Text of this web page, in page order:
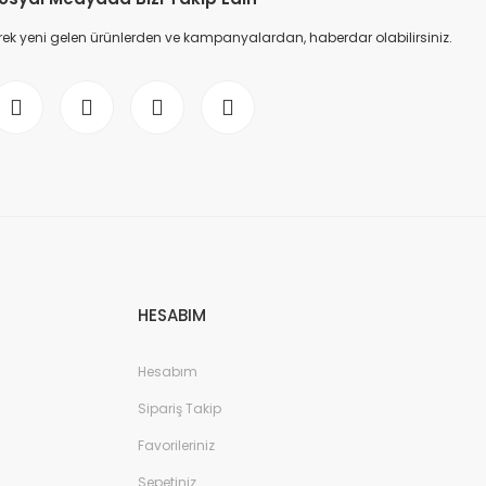
yeni gelen ürünlerden ve kampanyalardan, haberdar olabilirsiniz.
HESABIM
Hesabım
Sipariş Takip
Favorileriniz
Sepetiniz